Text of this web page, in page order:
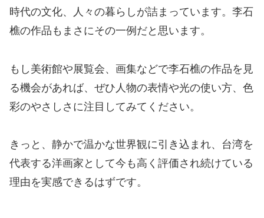
時代の文化、人々の暮らしが詰まっています。李石
樵の作品もまさにその一例だと思います。
もし美術館や展覧会、画集などで李石樵の作品を見
る機会があれば、ぜひ人物の表情や光の使い方、色
彩のやさしさに注目してみてください。
きっと、静かで温かな世界観に引き込まれ、台湾を
代表する洋画家として今も高く評価され続けている
理由を実感できるはずです。